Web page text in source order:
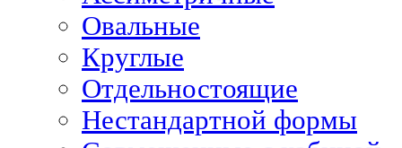
Овальные
Круглые
Отдельностоящие
Нестандартной формы